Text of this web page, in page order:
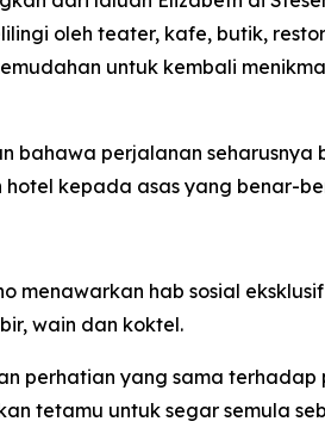
oleh teater, kafe, butik,
untuk kembali
bahawa perjalanan
kepada asas yang benar-
menawarkan hab sosial
wain dan koktel.
perhatian yang sama
tetamu untuk segar semula